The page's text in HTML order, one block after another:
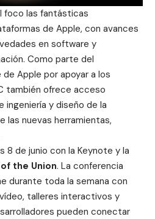
foco las fantásticas
de Apple, con avances
en software y
Como parte del
Apple por apoyar a los
también ofrece acceso
ingeniería y diseño de la
las nuevas herramientas,
8 de junio con la Keynote y la
the Union. La conferencia
durante toda la semana con
talleres interactivos y
pueden conectar